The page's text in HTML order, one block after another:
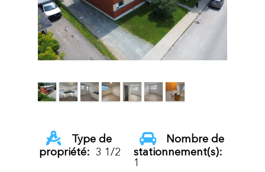
Type de
propriété:
3 1/2
Nombre de
stationnement(s):
1